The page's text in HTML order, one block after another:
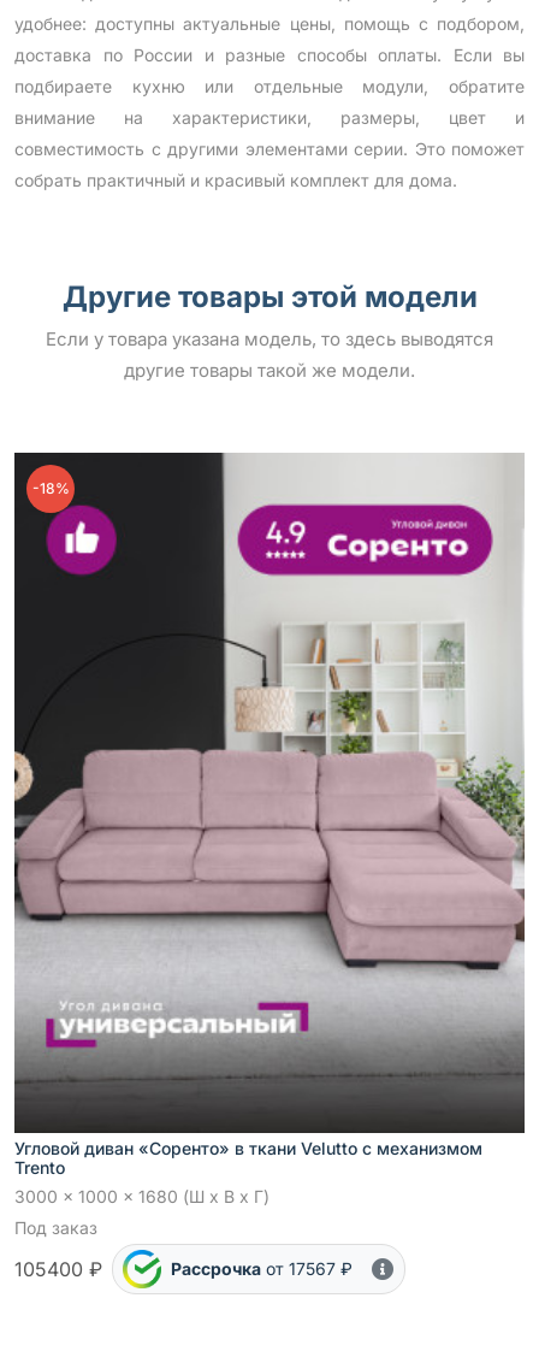
удобнее: доступны актуальные цены, помощь с подбором,
доставка по России и разные способы оплаты. Если вы
подбираете кухню или отдельные модули, обратите
внимание на характеристики, размеры, цвет и
совместимость с другими элементами серии. Это поможет
собрать практичный и красивый комплект для дома.
Другие товары этой модели
Если у товара указана модель, то здесь выводятся
другие товары такой же модели.
-18%
Угловой диван «Соренто» в ткани Velutto с механизмом
Trento
3000 x 1000 x 1680 (Ш x В x Г)
Под заказ
105400 ₽ Рассрочка от 17567 ₽